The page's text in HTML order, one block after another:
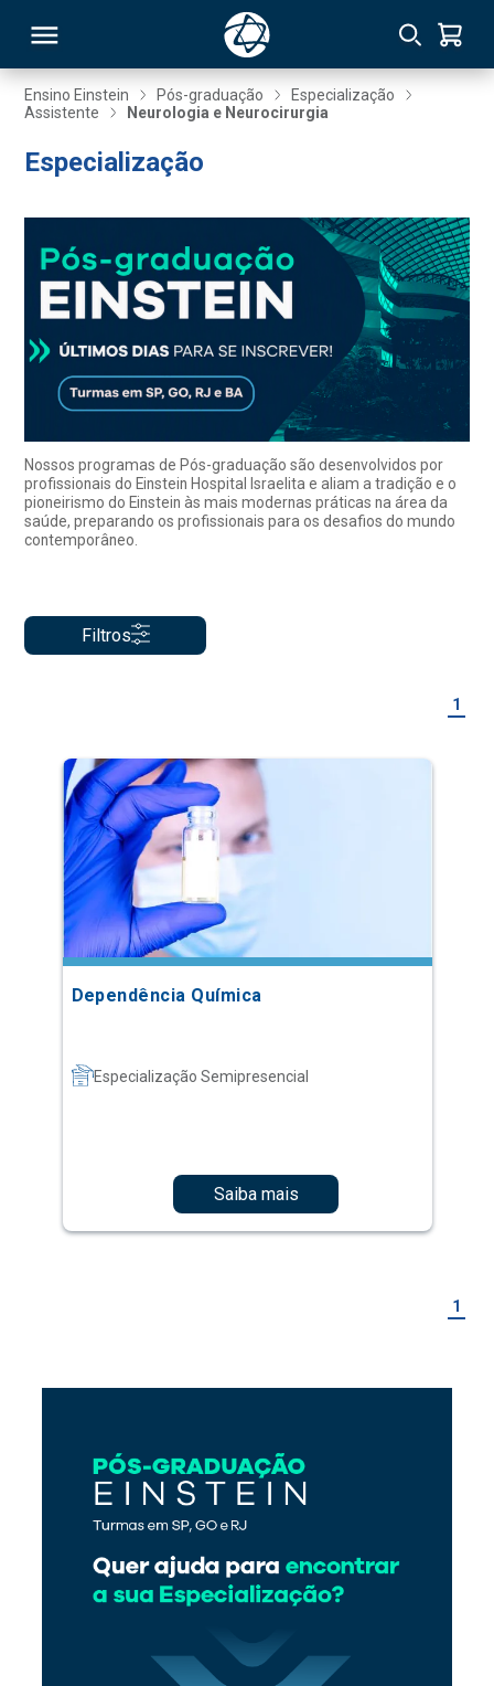
Ensino Einstein Pós-graduação
Especialização
Assistente
Neurologia e Neurocirurgia
Especialização
Nossos programas de Pós-graduação são desenvolvidos por
profissionais do Einstein Hospital Israelita e aliam a tradição e o
pioneirismo do Einstein às mais modernas práticas na área da
saúde, preparando os profissionais para os desafios do mundo
contemporâneo.
Filtros
1
Dependência Química
Especialização Semipresencial
Saiba mais
1